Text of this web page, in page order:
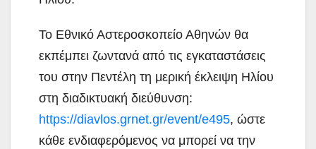
Το Εθνικό Αστεροσκοπείο Αθηνών θα
εκπέμπει ζωντανά από τις εγκαταστάσεις
του στην Πεντέλη τη μερική έκλειψη Ηλίου
στη διαδικτυακή διεύθυνση:
https://diavlos.grnet.gr/event/e495, ώστε
κάθε ενδιαφερόμενος να μπορεί να την